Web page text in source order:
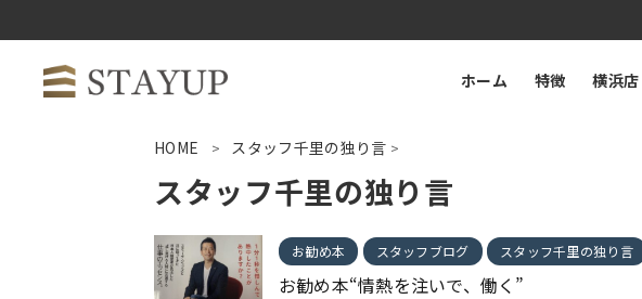
ホーム 特徴 横浜店
HOME > スタッフ千里の独り言 >
スタッフ千里の独り言
お勧め本 スタッフブログ スタッフ千里の独り言
お勧め本“情熱を注いで、働く”